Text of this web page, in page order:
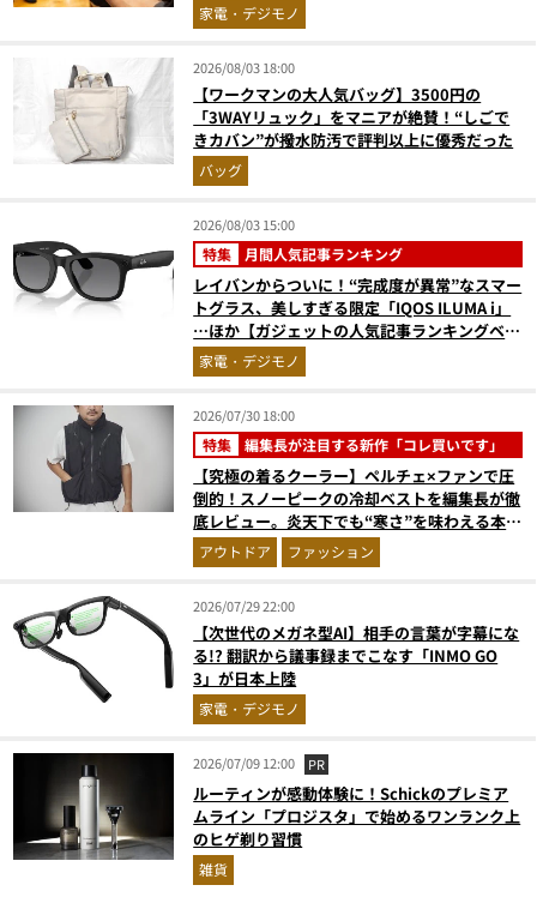
家電・デジモノ
2026/08/03 18:00
【ワークマンの大人気バッグ】3500円の
「3WAYリュック」をマニアが絶賛！“しごで
きカバン”が撥水防汚で評判以上に優秀だった
バッグ
2026/08/03 15:00
特集 月間人気記事ランキング
レイバンからついに！“完成度が異常”なスマー
トグラス、美しすぎる限定「IQOS ILUMA i」
…ほか【ガジェットの人気記事ランキングベス
ト3】（2026年6月版）
家電・デジモノ
2026/07/30 18:00
特集 編集長が注目する新作「コレ買いです」
【究極の着るクーラー】ペルチェ×ファンで圧
倒的！スノーピークの冷却ベストを編集長が徹
底レビュー。炎天下でも“寒さ”を味わえる本気
のギア『コレ買いです』Vol.172
アウトドア ファッション
2026/07/29 22:00
【次世代のメガネ型AI】相手の言葉が字幕にな
る!? 翻訳から議事録までこなす「INMO GO
3」が日本上陸
家電・デジモノ
2026/07/09 12:00 PR
ルーティンが感動体験に！Schickのプレミア
ムライン「プロジスタ」で始めるワンランク上
のヒゲ剃り習慣
雑貨